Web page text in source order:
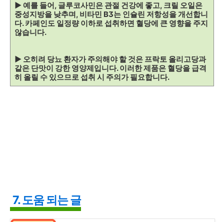
▶ 예를 들어, 글루코사민은 관절 건강에 좋고, 크릴 오일은
중성지방을 낮추며, 비타민 B3는 인슐린 저항성을 개선합니
다. 카페인도 일정량 이하로 섭취하면 혈당에 큰 영향을 주지
않습니다.
▶ 오히려 당뇨 환자가 주의해야 할 것은 프락토 올리고당과
같은 단맛이 강한 영양제입니다. 이러한 제품은 혈당을 급격
히 올릴 수 있으므로 섭취 시 주의가 필요합니다.
7. 도움 되는 글